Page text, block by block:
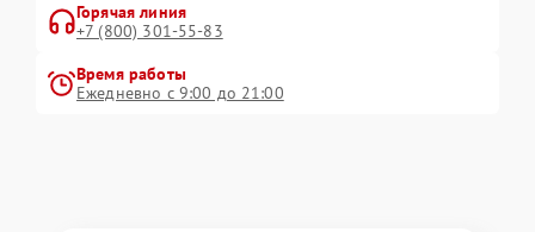
Горячая линия
+7 (800) 301-55-83
Время работы
Ежедневно с 9:00 до 21:00